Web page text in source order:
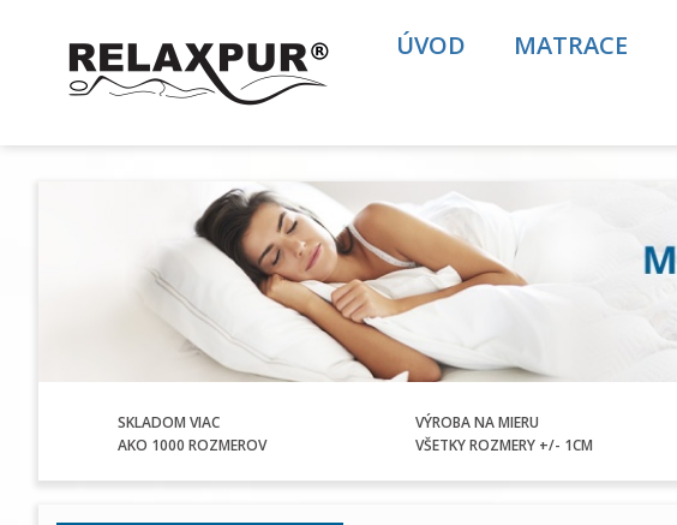
ÚVOD MATRACE
SKLADOM VIAC
AKO 1000 ROZMEROV
VÝROBA NA MIERU
VŠETKY ROZMERY +/- 1CM